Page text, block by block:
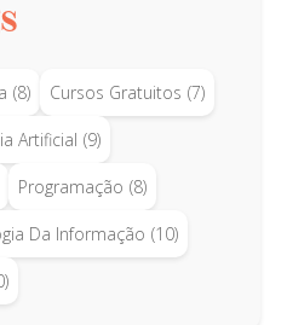
(8) Cursos Gratuitos (7)
Artificial (9)
Programação (8)
Da Informação (10)